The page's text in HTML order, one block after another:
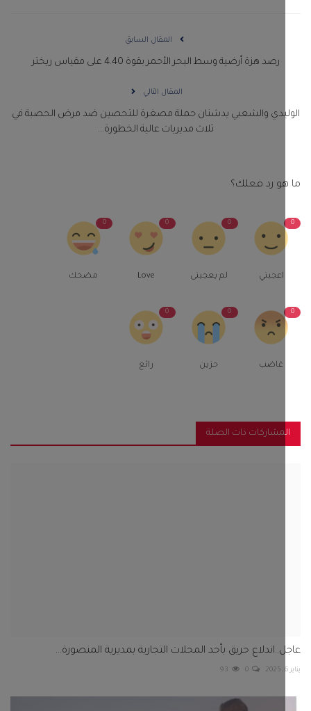
المقال السابق
رصد هزة أرضية وسط البحر الأحمر بقوة 4.40 على مقياس ريختر
المقال التالي
والشعبي يدشنان حملة مصغرة للتحصين ضد مرض الحصبة في
ثلاث مديريات عالية الخطورة...
رد فعلك؟
لم يعجبنى مضحك
ذات الصلة
حريق بأحد المحلات التجارية بمديرية المنصورة...
0
93